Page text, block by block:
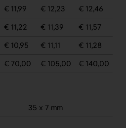
€ 11,99 € 12,23
€ 12,46
€ 11,22 € 11,39
€ 11,57
€ 10,95 € 11,11
€ 11,28
€ 70,00 € 105,00 € 140,00
35 x 7 mm